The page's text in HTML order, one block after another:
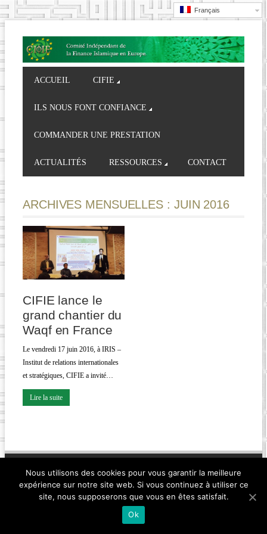
Français
ACCUEIL CIFIE
ILS NOUS FONT CONFIANCE
COMMANDER UNE PRESTATION
ACTUALITÉS RESSOURCES CONTACT
ARCHIVES MENSUELLES : JUIN 2016
CIFIE lance le
grand chantier du
Waqf en France
Le vendredi 17 juin 2016, à IRIS –
Institut de relations internationales
et stratégiques, CIFIE a invité…
Lire la suite
Contact Mentions légales Plan du site Partenaires
© 2020. Tous droits réservés. Réalisé parAmine SOUSSI
Nous utilisons des cookies pour vous garantir la meilleure
expérience sur notre site web. Si vous continuez à utiliser ce
site, nous supposerons que vous en êtes satisfait.
Ok